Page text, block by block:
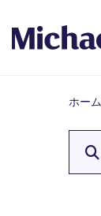
ホーム